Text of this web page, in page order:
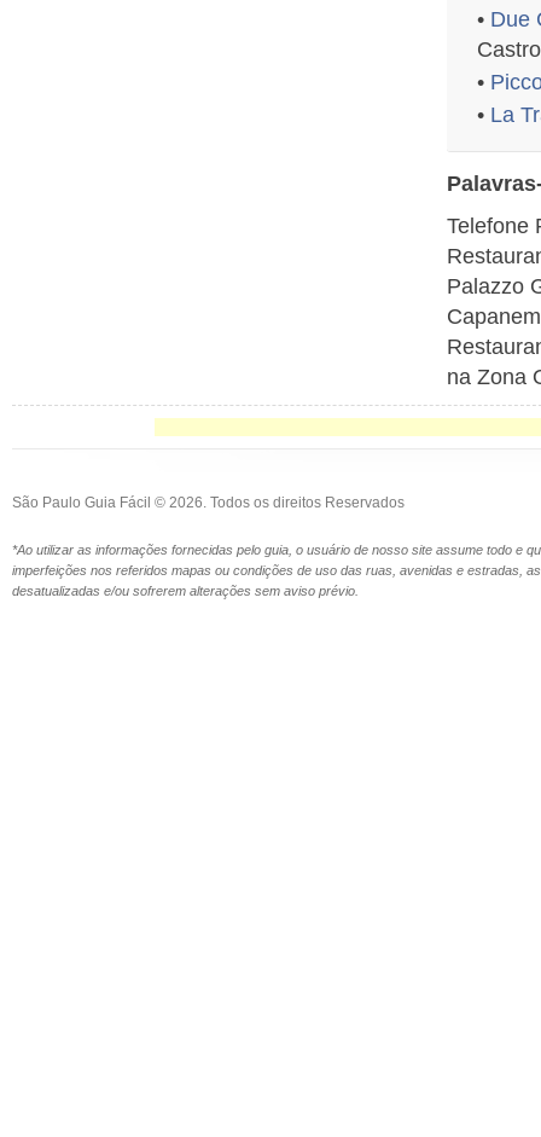
• Due
•
• La
Telefone
Palazzo
na Zona
São Paulo Guia Fácil © 2026. Todos os direitos Reservados
*Ao utilizar as informações fornecidas pelo guia, o usuário de nosso site assume todo e
imperfeições nos referidos mapas ou condições de uso das ruas, avenidas e estradas,
desatualizadas e/ou sofrerem alterações sem aviso prévio.